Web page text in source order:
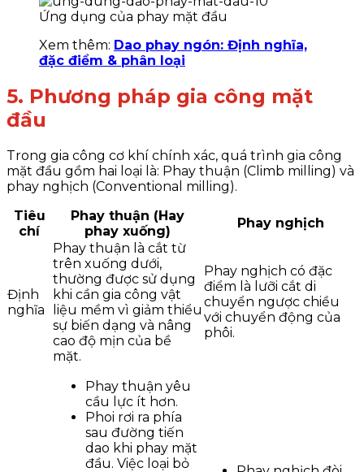
Ứng dụng của phay mặt đầu
Xem thêm: Dao phay ngón: Định nghĩa,
đặc điểm & phân loại
5. Phương pháp gia công mặt
đầu
Trong gia công cơ khí chính xác, quá trình gia công
mặt đầu gồm hai loại là: Phay thuận (Climb milling) và
phay nghịch (Conventional milling).
Tiêu
chí
Phay thuận (Hay
phay xuống)
Phay nghịch
Định
nghĩa
Phay thuận là cắt từ
trên xuống dưới,
thường được sử dụng
khi cần gia công vật
liệu mềm vì giảm thiểu
sự biến dạng và nâng
cao độ mịn của bề
mặt.
Phay nghịch có đặc
điểm là lưỡi cắt di
chuyển ngược chiều
với chuyển động của
phôi.
Phay thuận yêu
cầu lực ít hơn.
Phoi rơi ra phía
sau đường tiến
dao khi phay mặt
đầu. Việc loại bỏ